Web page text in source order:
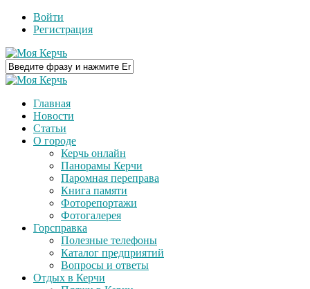
Войти
Регистрация
Главная
Новости
Статьи
О городе
Керчь онлайн
Панорамы Керчи
Паромная переправа
Книга памяти
Фоторепортажи
Фотогалерея
Горсправка
Полезные телефоны
Каталог предприятий
Вопросы и ответы
Отдых в Керчи